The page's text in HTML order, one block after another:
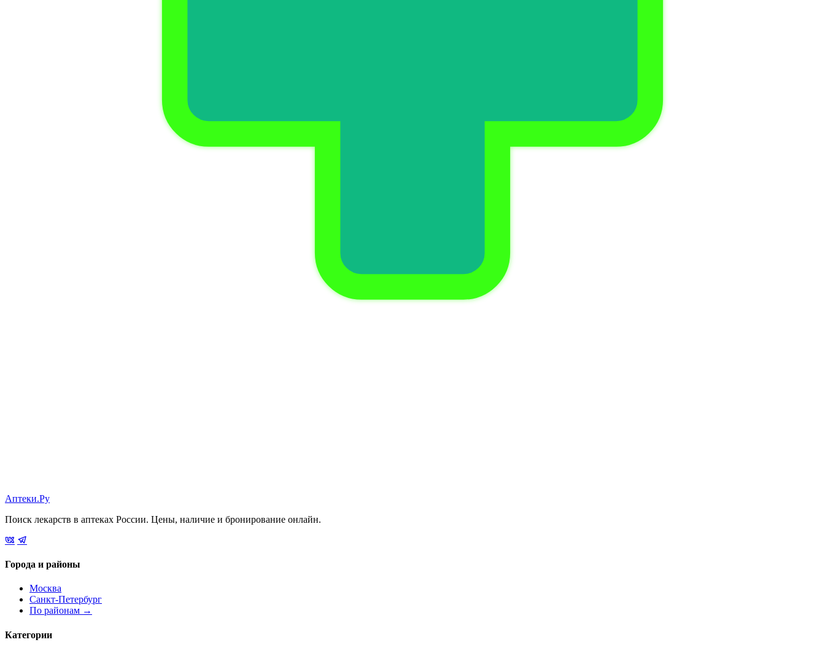
Аптеки.Ру
Поиск лекарств в аптеках России. Цены, наличие и бронирование онлайн.
Города и районы
Москва
Санкт-Петербург
По районам →
Категории